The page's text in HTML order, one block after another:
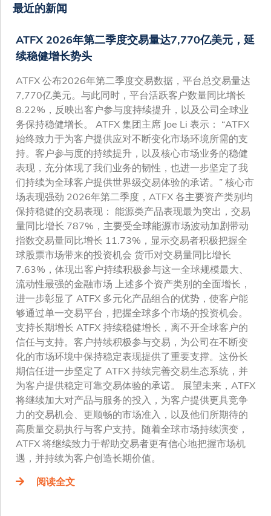
最近的新闻
ATFX 2026年第二季度交易量达7,770亿美元，延
续稳健增长势头
ATFX 公布2026年第二季度交易数据，平台总交易量达
7,770亿美元。与此同时，平台活跃客户数量同比增长
8.22%，反映出客户参与度持续提升，以及公司全球业
务保持稳健增长。 ATFX 集团主席 Joe Li 表示： “ATFX
始终致力于为客户提供应对不断变化市场环境所需的支
持。客户参与度的持续提升，以及核心市场业务的稳健
表现，充分体现了我们业务的韧性，也进一步坚定了我
们持续为全球客户提供世界级交易体验的承诺。” 核心市
场表现强劲 2026年第二季度，ATFX 各主要资产类别均
保持稳健的交易表现： 能源类产品表现最为突出，交易
量同比增长 787%，主要受全球能源市场波动加剧带动
指数交易量同比增长 11.73%，显示交易者积极把握全
球股票市场带来的投资机会 货币对交易量同比增长
7.63%，体现出客户持续积极参与这一全球规模最大、
流动性最强的金融市场 上述多个资产类别的全面增长，
进一步彰显了 ATFX 多元化产品组合的优势，使客户能
够通过单一交易平台，把握全球多个市场的投资机会。
支持长期增长 ATFX 持续稳健增长，离不开全球客户的
信任与支持。客户持续积极参与交易，为公司在不断变
化的市场环境中保持稳定表现提供了重要支撑。这份长
期信任进一步坚定了 ATFX 持续完善交易生态系统，并
为客户提供稳定可靠交易体验的承诺。 展望未来，ATFX
将继续加大对产品与服务的投入，为客户提供更具竞争
力的交易机会、更顺畅的市场准入，以及他们所期待的
高质量交易执行与客户支持。随着全球市场持续演变，
ATFX 将继续致力于帮助交易者更有信心地把握市场机
遇，并持续为客户创造长期价值。
阅读全文